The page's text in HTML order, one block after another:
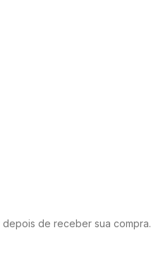
de receber sua compra.